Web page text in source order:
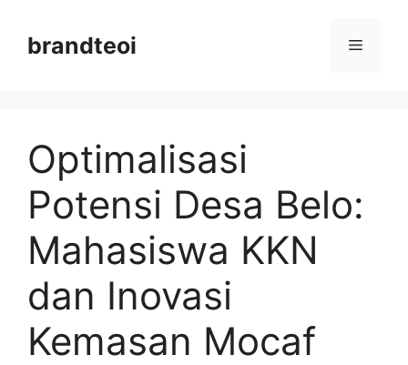
brandteoi Menu
Optimalisasi
Potensi Desa Belo:
Mahasiswa KKN
dan Inovasi
Kemasan Mocaf